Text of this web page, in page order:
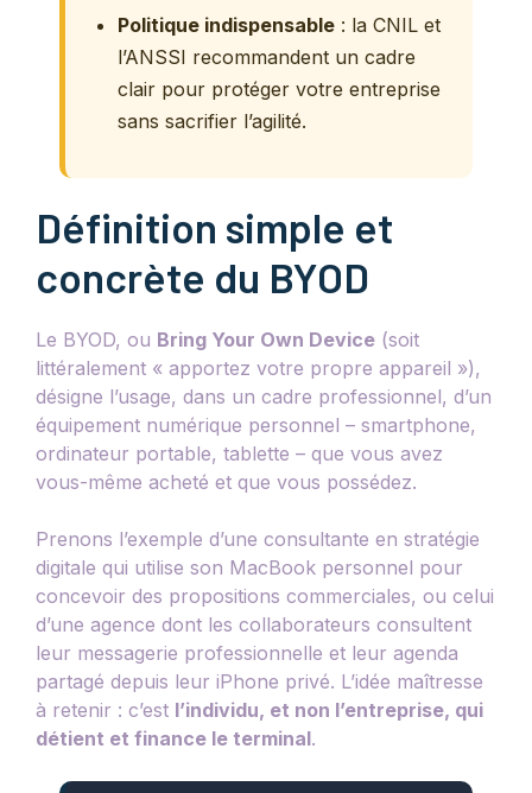
Politique indispensable : la CNIL et
l’ANSSI recommandent un cadre
clair pour protéger votre entreprise
sans sacrifier l’agilité.
Définition simple et
concrète du BYOD
Le BYOD, ou Bring Your Own Device (soit
littéralement « apportez votre propre appareil »),
désigne l’usage, dans un cadre professionnel, d’un
équipement numérique personnel – smartphone,
ordinateur portable, tablette – que vous avez
vous-même acheté et que vous possédez.
Prenons l’exemple d’une consultante en stratégie
digitale qui utilise son MacBook personnel pour
concevoir des propositions commerciales, ou celui
d’une agence dont les collaborateurs consultent
leur messagerie professionnelle et leur agenda
partagé depuis leur iPhone privé. L’idée maîtresse
à retenir : c’est l’individu, et non l’entreprise, qui
détient et finance le terminal.